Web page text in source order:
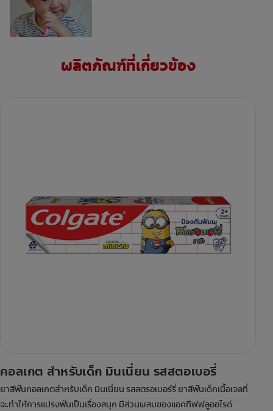
ผลิตภัณฑ์ที่เกี่ยวข้อง
คอลเกต สำหรับเด็ก มินเนี่ยน รสสตอเบอรี่
ยาสีฟันคอลเกตสำหรับเด็ก มินเนี่ยน รสสตรอเบอร์รี่ ยาสีฟันเด็กเนื้อเจลที่
จะทำให้การแปรงฟันเป็นเรื่องสนุก มีส่วนผสมของแอคทีฟฟลูออไรด์